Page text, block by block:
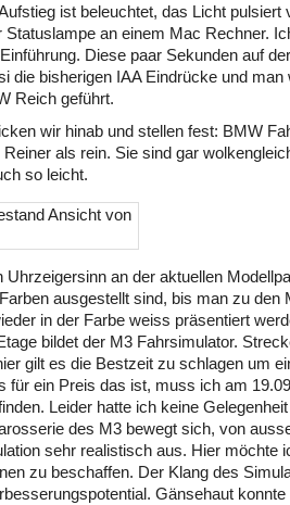
ist beleuchtet, das Licht pulsiert
Statuslampe an einem Mac Rechner.
Diese paar Sekunden auf der
die bisherigen IAA Eindrücke und man
Reich geführt.
wir hinab und stellen fest: BMW
als rein. Sie sind gar
so leicht.
Uhrzeigersinn an der aktuellen
ausgestellt sind, bis man zu den
in der Farbe weiss präsentiert
bildet der M3 Fahrsimulator.
gilt es die Bestzeit zu schlagen um
für ein Preis das ist, muss ich am
Leider hatte ich keine
des M3 bewegt sich, von
sehr realistisch aus. Hier möchte
zu beschaffen. Der Klang des
Gänsehaut konnte